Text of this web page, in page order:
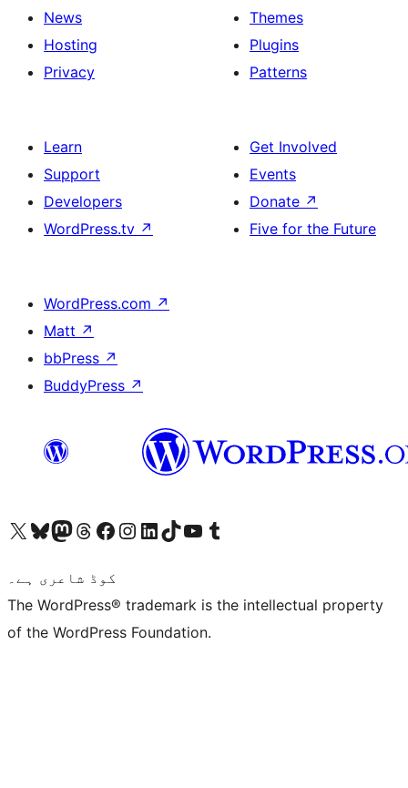
News
Hosting
Privacy
Themes
Plugins
Patterns
Learn
Support
Developers
WordPress.tv ↗
Get Involved
Events
Donate ↗
Five for the Future
WordPress.com ↗
Matt ↗
bbPress ↗
BuddyPress ↗
Visit our X (formerly Twitter) account
ہمارے بلیواسکائی اکاؤنٹ پر جائیں
Visit our Mastodon account
ہمارے ٹھریڈز اکاؤنٹ پر جائیں
Visit our Facebook page
Visit our Instagram account
Visit our LinkedIn account
ہمارے ٹک ٹاک اکاؤنٹ پر جائیں
Visit our YouTube channel
ہمارے ٹمبلر اکاؤنٹ پر جائیں
کوڈ شاعری ہے۔
The WordPress® trademark is the intellectual property
of the WordPress Foundation.